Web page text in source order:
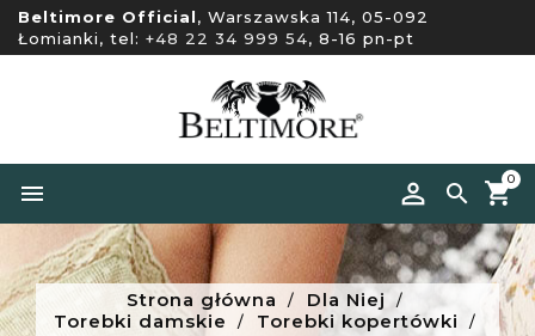
Beltimore Official, Warszawska 114, 05-092
Łomianki, tel: +48 22 34 999 54, 8-16 pn-pt


0
Strona główna
Dla Niej
Torebki damskie
Torebki kopertówki